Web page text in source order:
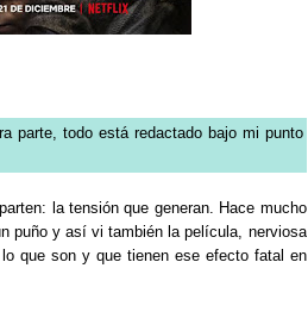
parte, todo está redactado bajo mi punto
la tensión que generan. Hace mucho
puño y así vi también la película, nerviosa
que son y que tienen ese efecto fatal en